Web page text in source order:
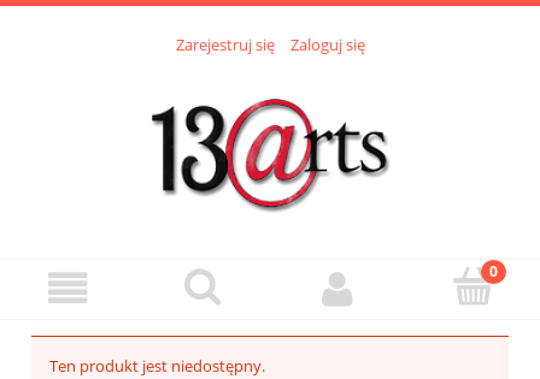
Zarejestruj się Zaloguj się
Ten produkt jest niedostępny.